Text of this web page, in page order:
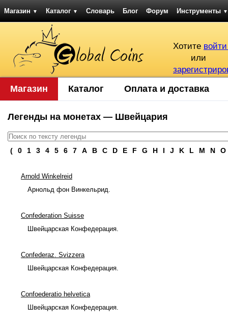
Магазин ▼ Каталог ▼ Словарь Блог Форум Инструменты ▼
Хотите
или
Магазин Каталог Оплата и доставка
Легенды на монетах — Швейцария
( 0 1 3 4 5 6 7 A B C D E F G H I J K L M N O
Arnold Winkelreid
Арнольд фон Винкельрид.
Confederation Suisse
Швейцарская Конфедерация.
Confederaz. Svizzera
Швейцарская Конфедерация.
Confoederatio helvetica
Швейцарская Конфедерация.